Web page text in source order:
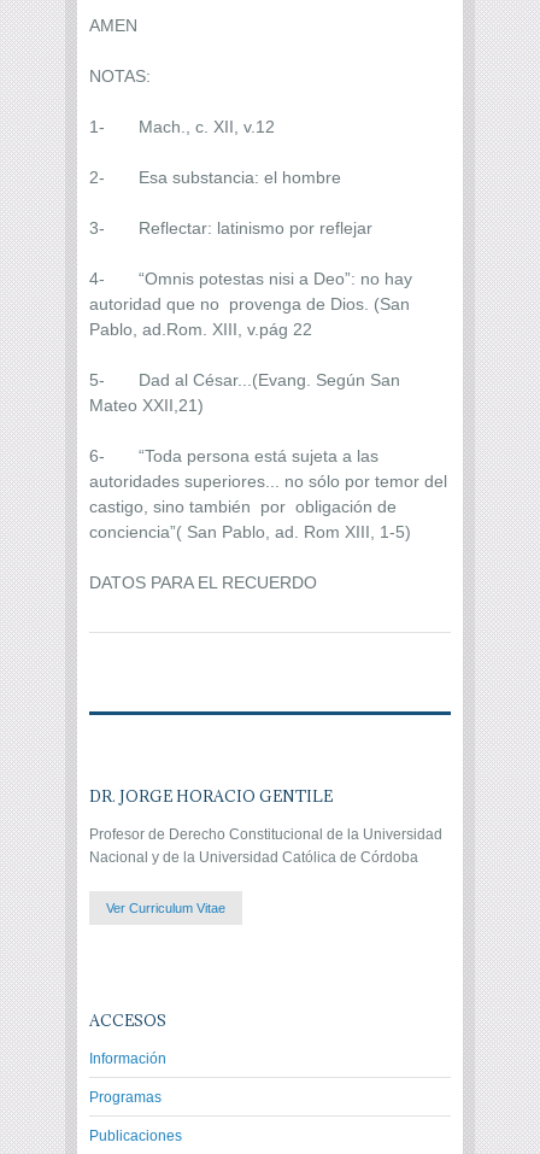
AMEN
NOTAS:
1- Mach., c. XII, v.12
2- Esa substancia: el hombre
3- Reflectar: latinismo por reflejar
4- “Omnis potestas nisi a Deo”: no hay
autoridad que no provenga de Dios. (San
Pablo, ad.Rom. XIII, v.pág 22
5- Dad al César...(Evang. Según San
Mateo XXII,21)
6- “Toda persona está sujeta a las
autoridades superiores... no sólo por temor del
castigo, sino también por obligación de
conciencia”( San Pablo, ad. Rom XIII, 1-5)
DATOS PARA EL RECUERDO
DR. JORGE HORACIO GENTILE
Profesor de Derecho Constitucional de la Universidad
Nacional y de la Universidad Católica de Córdoba
Ver Curriculum Vitae
ACCESOS
Información
Programas
Publicaciones